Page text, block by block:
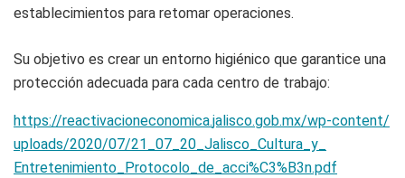
establecimientos para retomar operaciones.
Su objetivo es crear un entorno higiénico que garantice una
protección adecuada para cada centro de trabajo:
https://reactivacioneconomica.jalisco.gob.mx/wp-content/
uploads/2020/07/21_07_20_ Jalisco_Cultura_y_
Entretenimiento_Protocolo_de_ acci%C3%B3n.pdf